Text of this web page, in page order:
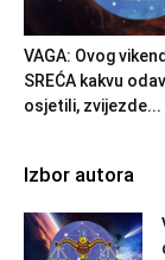
VAGA: Ovog
SREĆA kakvu
osjetili, zvijezde...
Izbor autora